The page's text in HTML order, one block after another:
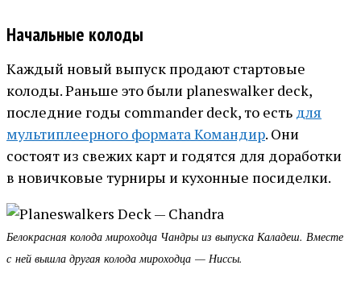
Начальные колоды
Каждый новый выпуск продают стартовые
колоды. Раньше это были planeswalker deck,
последние годы commander deck, то есть для
мультиплеерного формата Командир. Они
состоят из свежих карт и годятся для доработки
в новичковые турниры и кухонные посиделки.
Белокрасная колода мироходца Чандры из выпуска Каладеш. Вместе
с ней вышла другая колода мироходца — Ниссы.